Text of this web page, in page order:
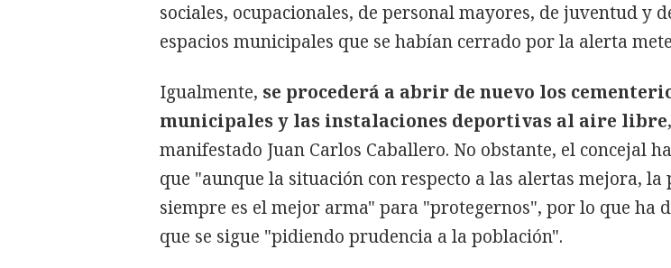
sociales, ocupacionales, de personal mayores, de juventud y
espacios municipales que se habían cerrado por la alerta
Igualmente, se procederá a abrir de nuevo los
municipales y las instalaciones deportivas al aire libre
manifestado Juan Carlos Caballero. No obstante, el concejal
que "aunque la situación con respecto a las alertas mejora, la
siempre es el mejor arma" para "protegernos", por lo que ha
que se sigue "pidiendo prudencia a la población".